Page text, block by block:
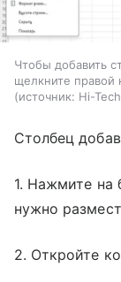
Чтобы добавить
щелкните правой
источник: Hi-
Столбец
1. Нажмите на
нужно
2. Откройте